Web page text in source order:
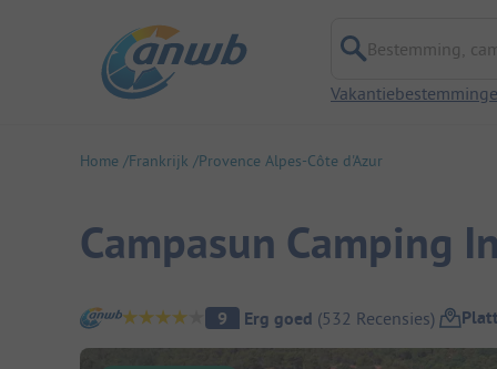
Bestemming,
Home Frankrijk Provence Alpes-Côte d'Azur
Campasun Camping
Camping overzicht
9 Erg goed (532 Recensies)